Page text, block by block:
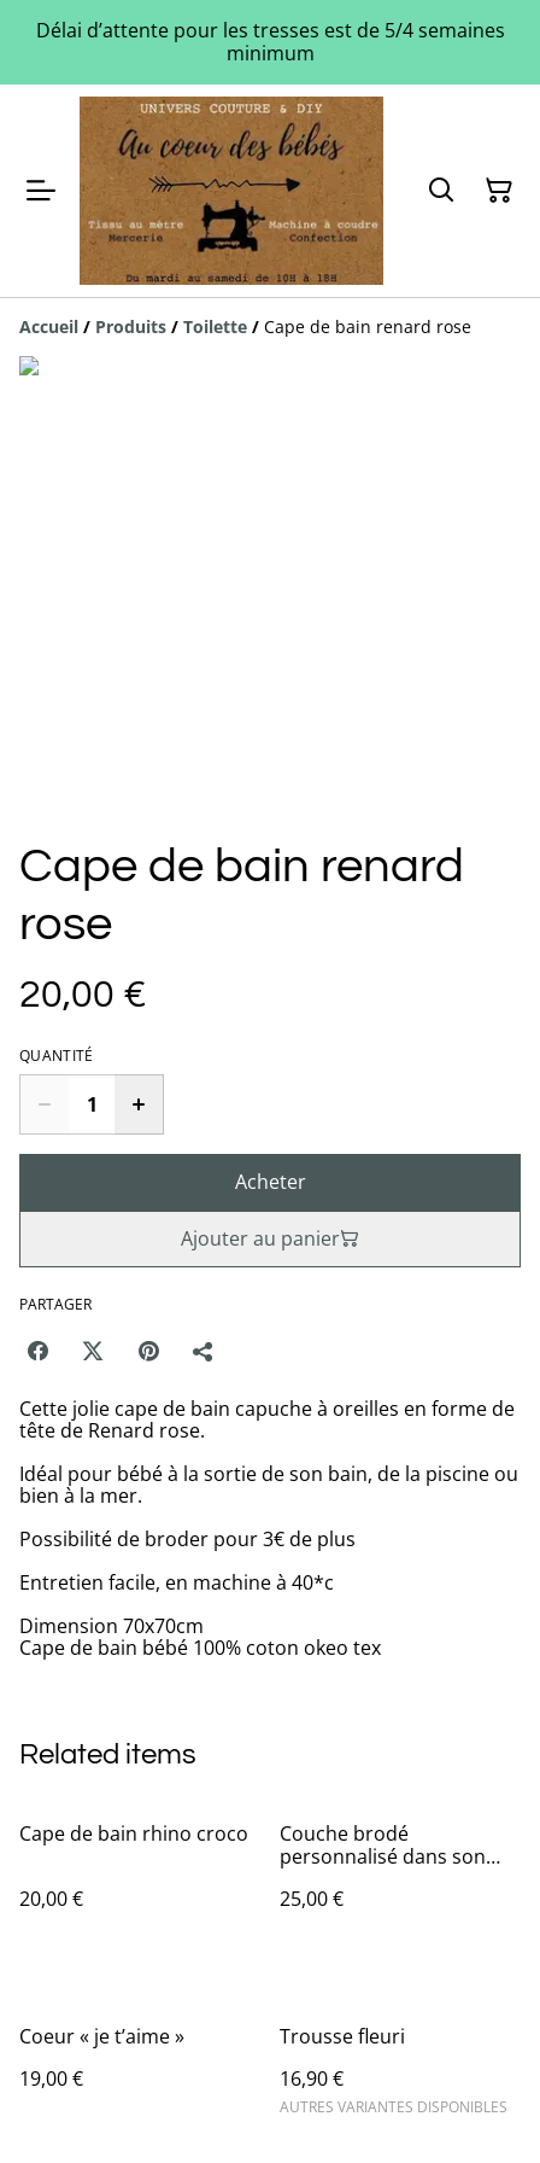
Délai d’attente pour les tresses est de 5/4 semaines
minimum
Accueil / Produits / Toilette / Cape de bain renard rose
Cape de bain renard
rose
20,00 €
QUANTITÉ
Acheter
Ajouter au panier
PARTAGER
Cette jolie cape de bain capuche à oreilles en forme de
tête de Renard rose.
Idéal pour bébé à la sortie de son bain, de la piscine ou
bien à la mer.
Possibilité de broder pour 3€ de plus
Entretien facile, en machine à 40*c
Dimension 70x70cm
Cape de bain bébé 100% coton okeo tex
Related items
Cape de bain rhino croco
20,00 €
Couche brodé
personnalisé dans son
25,00 €
Coeur « je t’aime »
19,00 €
Trousse fleuri
16,90 €
AUTRES VARIANTES DISPONIBLES